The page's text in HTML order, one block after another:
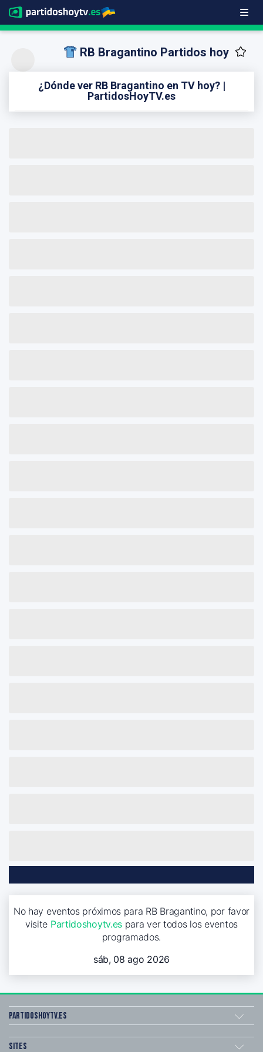
RB Bragantino Partidos hoy
¿Dónde ver RB Bragantino en TV hoy? |
PartidosHoyTV.es
No hay eventos próximos para RB Bragantino, por favor
visite Partidoshoytv.es para ver todos los eventos
programados.
sáb, 08 ago 2026
Partidoshoytv.es
Sites